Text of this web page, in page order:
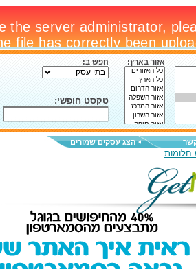
אזור בארץ: חפש ב:
טקסט חופשי:
הצג עסקים שמורים
חלומות